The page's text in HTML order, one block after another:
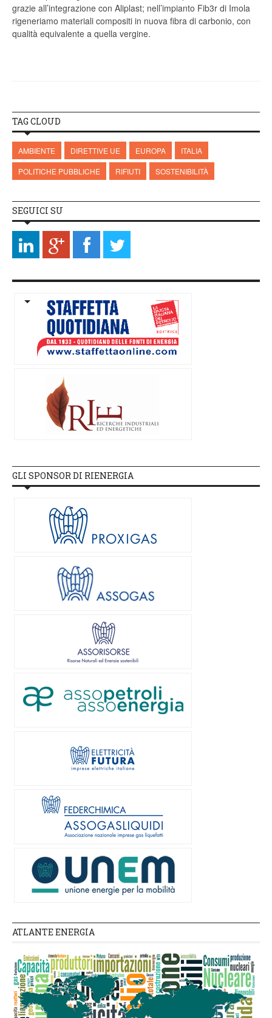
grazie all’integrazione con Aliplast; nell’impianto Fib3r di Imola
rigeneriamo materiali compositi in nuova fibra di carbonio, con
qualità equivalente a quella vergine.
TAG CLOUD
AMBIENTE DIRETTIVE UE EUROPA
ITALIA
POLITICHE PUBBLICHE
RIFIUTI SOSTENIBILITÀ
SEGUICI SU
GLI SPONSOR DI RIENERGIA
ATLANTE ENERGIA